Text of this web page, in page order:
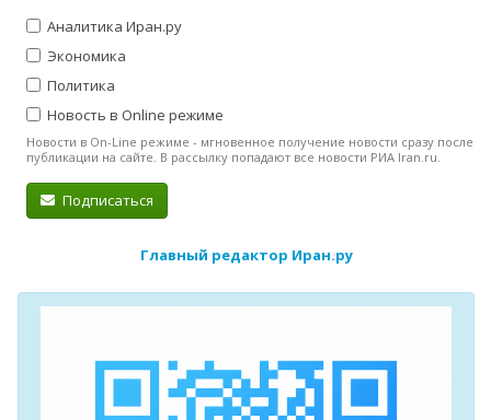
Аналитика Иран.ру
Экономика
Политика
Новость в Online режиме
Новости в On-Line режиме - мгновенное получение новости сразу после
публикации на сайте. В рассылку попадают все новости РИА Iran.ru.
Подписаться
Главный редактор Иран.ру